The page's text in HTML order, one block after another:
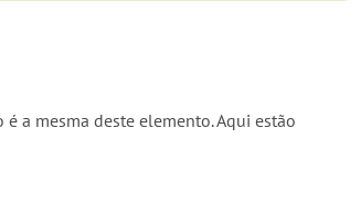
a mesma deste elemento. Aqui estão